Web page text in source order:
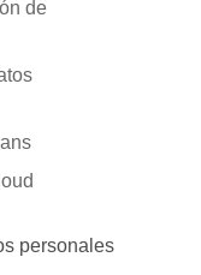
de
personales